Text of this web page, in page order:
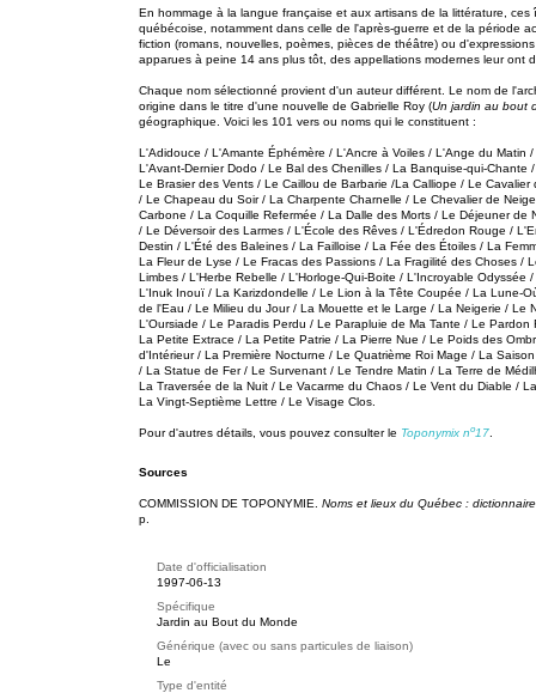
En hommage à la langue française et aux artisans de la littérature,
québécoise, notamment dans celle de l'après-guerre et de la période
fiction (romans, nouvelles, poèmes, pièces de théâtre) ou
apparues à peine 14 ans plus tôt, des appellations modernes leur ont
Chaque nom sélectionné provient d'un auteur différent. Le nom de
origine dans le titre d'une nouvelle de Gabrielle Roy (Un jardin au bout
géographique. Voici les 101 vers ou noms qui le constituent :
L'Adidouce / L'Amante Éphémère / L'Ancre à Voiles / L'Ange du
L'Avant-Dernier Dodo / Le Bal des Chenilles / La Banquise-qui-
Le Brasier des Vents / Le Caillou de Barbarie /La Calliope / Le
/ Le Chapeau du Soir / La Charpente Charnelle / Le Chevalier de
Carbone / La Coquille Refermée / La Dalle des Morts / Le Déjeuner
/ Le Déversoir des Larmes / L'École des Rêves / L'Édredon Rouge /
Destin / L'Été des Baleines / La Failloise / La Fée des Étoiles / La
La Fleur de Lyse / Le Fracas des Passions / La Fragilité des Choses /
Limbes / L'Herbe Rebelle / L'Horloge-Qui-Boite / L'Incroyable
L'Inuk Inouï / La Karizdondelle / Le Lion à la Tête Coupée / La Lune-
de l'Eau / Le Milieu du Jour / La Mouette et le Large / La Neigerie / Le
L'Oursiade / Le Paradis Perdu / Le Parapluie de Ma Tante / Le
La Petite Extrace / La Petite Patrie / La Pierre Nue / Le Poids des
d'Intérieur / La Première Nocturne / Le Quatrième Roi Mage / La
/ La Statue de Fer / Le Survenant / Le Tendre Matin / La Terre de
La Traversée de la Nuit / Le Vacarme du Chaos / Le Vent du Diable /
La Vingt-Septième Lettre / Le Visage Clos.
Pour d'autres détails, vous pouvez consulter le Toponymix no17
Sources
COMMISSION DE TOPONYMIE. Noms et lieux du Québec :
p.
Date d'officialisation
1997-06-13
Spécifique
Jardin au Bout du Monde
Générique (avec ou sans particules de liaison)
Le
Type d'entité